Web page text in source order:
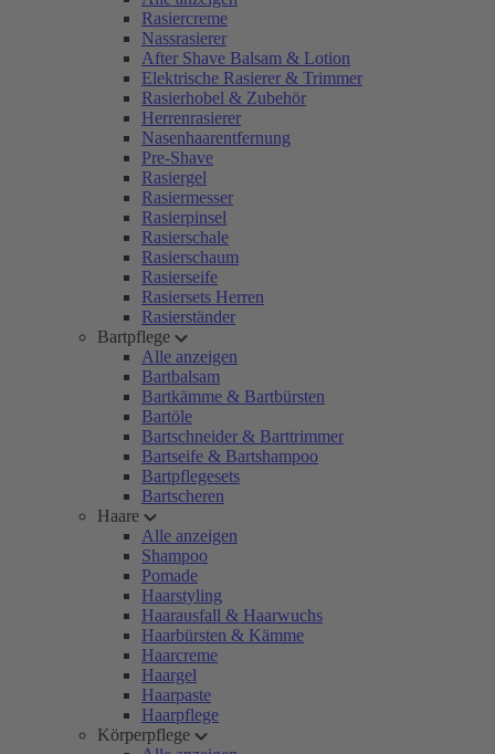
Rasiercreme
Nassrasierer
After Shave Balsam & Lotion
Elektrische Rasierer & Trimmer
Rasierhobel & Zubehör
Herrenrasierer
Nasenhaarentfernung
Pre-Shave
Rasiergel
Rasiermesser
Rasierpinsel
Rasierschale
Rasierschaum
Rasierseife
Rasiersets Herren
Rasierständer
Bartpflege
Alle anzeigen
Bartbalsam
Bartkämme & Bartbürsten
Bartöle
Bartschneider & Barttrimmer
Bartseife & Bartshampoo
Bartpflegesets
Bartscheren
Haare
Alle anzeigen
Shampoo
Pomade
Haarstyling
Haarausfall & Haarwuchs
Haarbürsten & Kämme
Haarcreme
Haargel
Haarpaste
Haarpflege
Körperpflege